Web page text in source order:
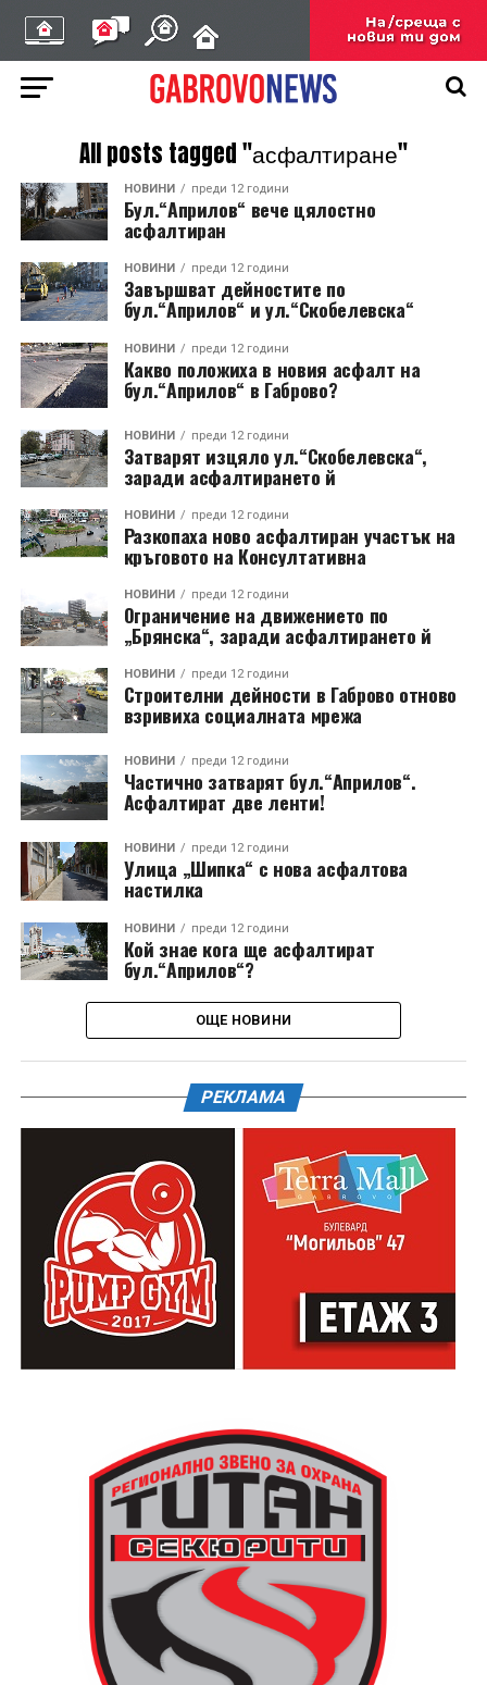
All posts tagged "асфалтиране"
НОВИНИ преди 12 години
Бул.“Априлов“ вече цялостно
асфалтиран
НОВИНИ преди 12 години
Завършват дейностите по
бул.“Априлов“ и ул.“Скобелевска“
НОВИНИ преди 12 години
Какво положиха в новия асфалт на
бул.“Априлов“ в Габрово?
НОВИНИ преди 12 години
Затварят изцяло ул.“Скобелевска“,
заради асфалтирането й
НОВИНИ преди 12 години
Разкопаха ново асфалтиран участък на
кръговото на Консултативна
НОВИНИ преди 12 години
Ограничение на движението по
„Брянска“, заради асфалтирането й
НОВИНИ преди 12 години
Строителни дейности в Габрово отново
взривиха социалната мрежа
НОВИНИ преди 12 години
Частично затварят бул.“Априлов“.
Асфалтират две ленти!
НОВИНИ преди 12 години
Улица „Шипка“ с нова асфалтова
настилка
НОВИНИ преди 12 години
Кой знае кога ще асфалтират
бул.“Априлов“?
ОЩЕ НОВИНИ
РЕКЛАМА